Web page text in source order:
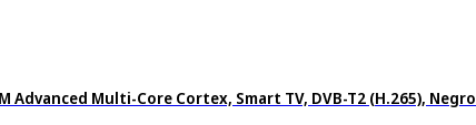
Advanced Multi-Core Cortex, Smart TV, DVB-T2 (H.265), Negro